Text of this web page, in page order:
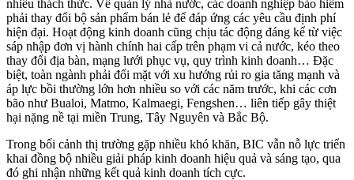
nhiều thách thức. Về quản lý nhà nước, các doanh nghiệp bảo hiểm
phải thay đổi bộ sản phẩm bán lẻ để đáp ứng các yêu cầu định phí
hiện đại. Hoạt động kinh doanh cũng chịu tác động đáng kể từ việc
sáp nhập đơn vị hành chính hai cấp trên phạm vi cả nước, kéo theo
thay đổi địa bàn, mạng lưới phục vụ, quy trình kinh doanh… Đặc
biệt, toàn ngành phải đối mặt với xu hướng rủi ro gia tăng mạnh và
áp lực bồi thường lớn hơn nhiều so với các năm trước, khi các cơn
bão như Bualoi, Matmo, Kalmaegi, Fengshen… liên tiếp gây thiệt
hại nặng nề tại miền Trung, Tây Nguyên và Bắc Bộ.
Trong bối cảnh thị trường gặp nhiều khó khăn, BIC vẫn nỗ lực triển
khai đồng bộ nhiều giải pháp kinh doanh hiệu quả và sáng tạo, qua
đó ghi nhận những kết quả kinh doanh tích cực.